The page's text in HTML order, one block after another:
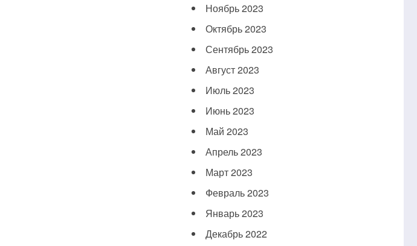
Ноябрь 2023
Октябрь 2023
Сентябрь 2023
Август 2023
Июль 2023
Июнь 2023
Май 2023
Апрель 2023
Март 2023
Февраль 2023
Январь 2023
Декабрь 2022